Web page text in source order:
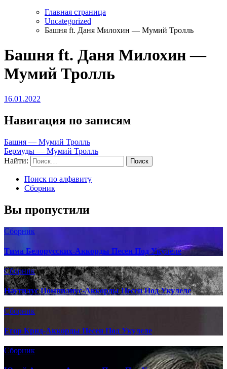
Главная страница
Uncategorized
Башня ft. Даня Милохин — Мумий Тролль
Башня ft. Даня Милохин —
Мумий Тролль
16.01.2022
Навигация по записям
Башня — Мумий Тролль
Бермуды — Мумий Тролль
Найти:
Поиск по алфавиту
Сборник
Вы пропустили
Сборник
Тима Белорусских-Аккорды Песен Под Укулеле
Сборник
Наутилус Помпилиус-Аккорды Песен Под Укулеле
Сборник
Егор Крид-Аккорды Песен Под Укулеле
Сборник